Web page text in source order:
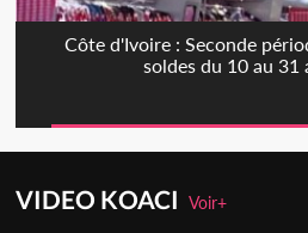
Côte d'Ivoire : Seconde
soldes du 10 au 31
VIDEO KOACIVoir+